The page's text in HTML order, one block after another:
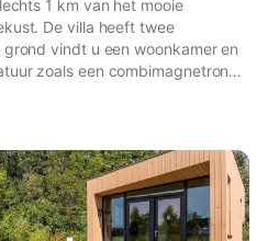
1 km van het mooie
De villa heeft twee
vindt u een woonkamer en
zoals een combimagnetron
met twee eenpersoonsbedden
Er is ook een
bad, toilet en een heerlijke